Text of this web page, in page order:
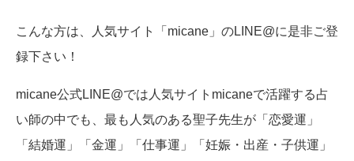
こんな方は、人気サイト「micane」のLINE@に是非ご登
録下さい！
micane公式LINE@では人気サイトmicaneで活躍する占
い師の中でも、最も人気のある聖子先生が「恋愛運」
「結婚運」「金運」「仕事運」「妊娠・出産・子供運」